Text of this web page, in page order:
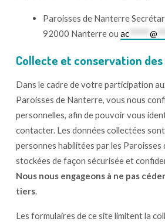
Paroisses de Nanterre
92000 Nanterreou ac***** @
Collecte et conservation
Dans le cadre de votre participation
Paroisses de Nanterre, vous nous
personnelles, afin de pouvoir vous
contacter. Les données collectées
personnes habilitées par les
stockées de façon sécurisée et
Nous nous engageons à ne pas
tiers.
Les formulaires de ce site limitent la